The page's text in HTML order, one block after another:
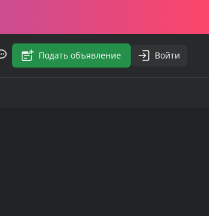
Подать объявление Войти